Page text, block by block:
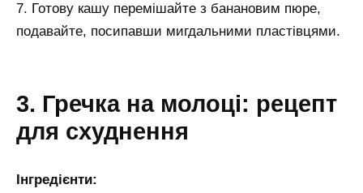
7. Готову кашу перемішайте з банановим пюре,
подавайте, посипавши мигдальними пластівцями.
3. Гречка на молоці: рецепт
для схуднення
Інгредієнти: